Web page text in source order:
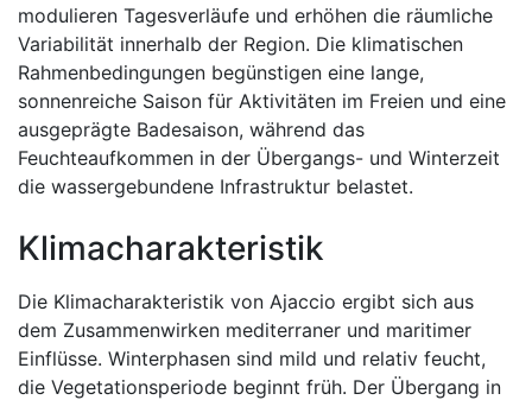
modulieren Tagesverläufe und erhöhen die räumliche
Variabilität innerhalb der Region. Die klimatischen
Rahmenbedingungen begünstigen eine lange,
sonnenreiche Saison für Aktivitäten im Freien und eine
ausgeprägte Badesaison, während das
Feuchteaufkommen in der Übergangs- und Winterzeit
die wassergebundene Infrastruktur belastet.
Klimacharakteristik
Die Klimacharakteristik von Ajaccio ergibt sich aus
dem Zusammenwirken mediterraner und maritimer
Einflüsse. Winterphasen sind mild und relativ feucht,
die Vegetationsperiode beginnt früh. Der Übergang in